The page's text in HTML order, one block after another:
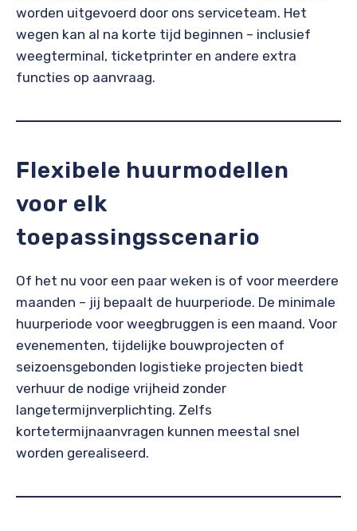
worden uitgevoerd door ons serviceteam. Het
wegen kan al na korte tijd beginnen – inclusief
weegterminal, ticketprinter en andere extra
functies op aanvraag.
Flexibele huurmodellen
voor elk
toepassingsscenario
Of het nu voor een paar weken is of voor meerdere
maanden – jij bepaalt de huurperiode. De minimale
huurperiode voor weegbruggen is een maand. Voor
evenementen, tijdelijke bouwprojecten of
seizoensgebonden logistieke projecten biedt
verhuur de nodige vrijheid zonder
langetermijnverplichting. Zelfs
kortetermijnaanvragen kunnen meestal snel
worden gerealiseerd.